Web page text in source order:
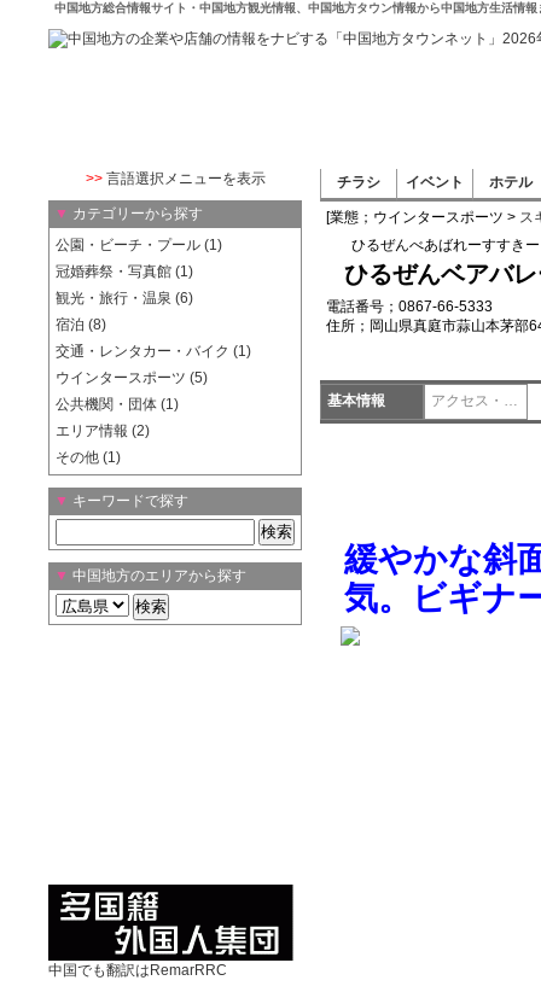
中国地方総合情報サイト・中国地方観光情報、中国地方タウン情報から中国地方生活情報
>>言語選択メニューを表示
▼ カテゴリーから探す
公園・ビーチ・プール (1)
冠婚葬祭・写真館 (1)
観光・旅行・温泉 (6)
宿泊 (8)
交通・レンタカー・バイク (1)
ウインタースポーツ (5)
公共機関・団体 (1)
エリア情報 (2)
その他 (1)
▼ キーワードで探す
▼ 中国地方のエリアから探す
中国でも翻訳はRemarRRC
チラシ イベント ホテル
[業態；ウインタースポーツ > ス
ひるぜんべあばれーすすきー
ひるぜんベアバレ
電話番号；0867-66-5333
住所；岡山県真庭市蒜山本茅
基本情報 アクセス・地図
緩やかな斜
気。ビギナ